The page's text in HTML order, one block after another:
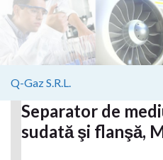
Q-Gaz S.R.L.
Separator de
sudată şi flanşă,